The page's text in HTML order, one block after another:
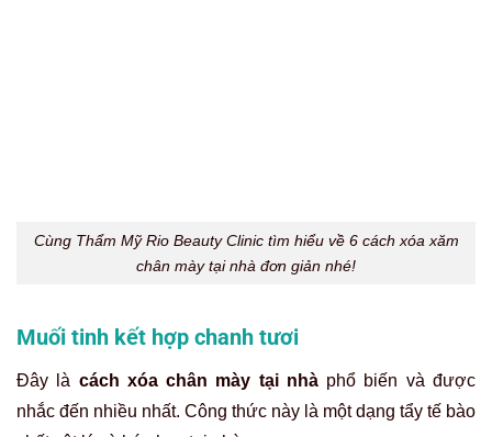
hợp và chà xát thật nhẹ nhàng lên vùng lông mày
cần xóa theo chuyển động tròn trong khoảng 10-15
Rửa sạch: Để hỗn hợp trên da thêm 5-10 phút rồi
Lưu ý nhỏ:
Hỗn hợp này có tính axit và mài mòn cao.
Tuyệt đối không chà xát quá mạnh vì có thể gây trầy